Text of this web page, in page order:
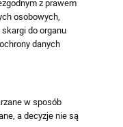
z prawem
osobowych,
do organu
danych
w sposób
a decyzje nie są